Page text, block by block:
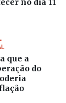
que a
do